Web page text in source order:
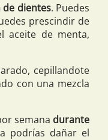
de dientes. Puedes
prescindir de
aceite de menta,
cepillandote
con una mezcla
semana durante
podrías dañar el